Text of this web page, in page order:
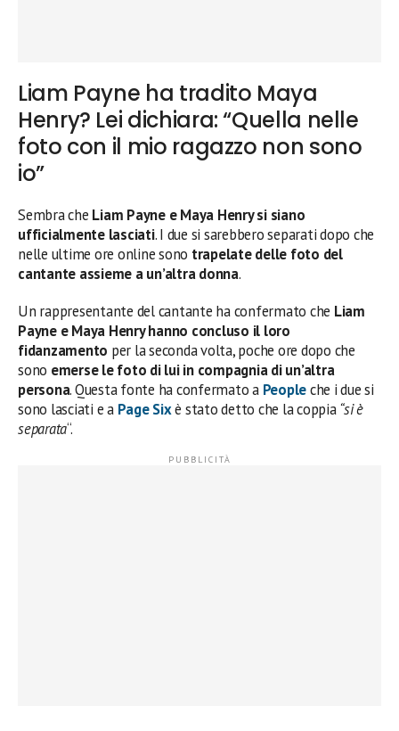
Liam Payne ha tradito Maya
Henry? Lei dichiara: “Quella nelle
foto con il mio ragazzo non sono
io”
Sembra che Liam Payne e Maya Henry si siano
ufficialmente lasciati. I due si sarebbero separati dopo che
nelle ultime ore online sono trapelate delle foto del
cantante assieme a un’altra donna.
Un rappresentante del cantante ha confermato che Liam
Payne e Maya Henry hanno concluso il loro
fidanzamento per la seconda volta, poche ore dopo che
sono emerse le foto di lui in compagnia di un’altra
persona. Questa fonte ha confermato a Peopleche i due si
sono lasciati e a Page Sixè stato detto che la coppia“si è
separata“.